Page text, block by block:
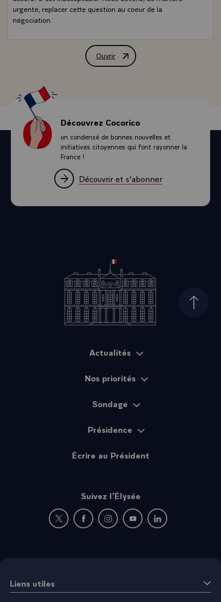
urgente, replacer cette question au coeur de la
négociation.
Ouvrir
Eléments d'intervention de M.
Découvrez Cocorico
un condensé de bonnes nouvelles et
initiatives citoyennes qui font rayonner la
France !
Découvrir et s'abonner
Haut
Actualités
Nos priorités
Sondage
Présidence
Écrire au Président
Suivez l’Élysée
Nouvelle fenêtre : rejoignez-nous sur Twitter
Nouvelle fenêtre : rejoignez-nous sur
Nouvelle fenêtre : rejoignez-nous
Nouvelle fenêtre :
Nouvelle fenêtre :
Liens utiles